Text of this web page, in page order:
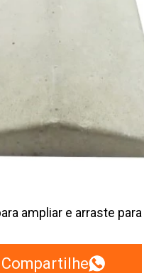
ampliar e arraste
Compartilhe